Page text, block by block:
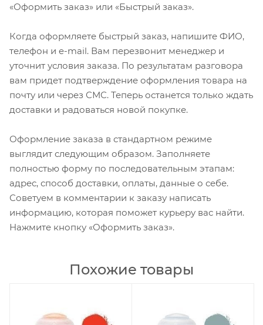
«Оформить заказ» или «Быстрый заказ».
Когда оформляете быстрый заказ, напишите ФИО,
телефон и e-mail. Вам перезвонит менеджер и
уточнит условия заказа. По результатам разговора
вам придет подтверждение оформления товара на
почту или через СМС. Теперь останется только ждать
доставки и радоваться новой покупке.
Оформление заказа в стандартном режиме
выглядит следующим образом. Заполняете
полностью форму по последовательным этапам:
адрес, способ доставки, оплаты, данные о себе.
Советуем в комментарии к заказу написать
информацию, которая поможет курьеру вас найти.
Нажмите кнопку «Оформить заказ».
Похожие товары